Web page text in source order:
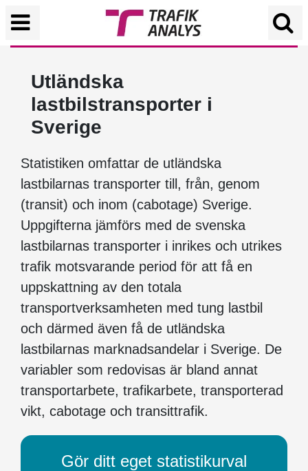
Utländska
lastbilstransporter i
Sverige
Statistiken omfattar de utländska
lastbilarnas transporter till, från, genom
(transit) och inom (cabotage) Sverige.
Uppgifterna jämförs med de svenska
lastbilarnas transporter i inrikes och utrikes
trafik motsvarande period för att få en
uppskattning av den totala
transportverksamheten med tung lastbil
och därmed även få de utländska
lastbilarnas marknadsandelar i Sverige. De
variabler som redovisas är bland annat
transportarbete, trafikarbete, transporterad
vikt, cabotage och transittrafik.
Gör ditt eget statistikurval